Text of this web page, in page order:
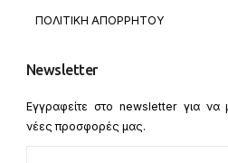
ΠΟΛΙΤΙΚΗ ΑΠΟΡΡΗΤΟΥ
Newsletter
Εγγραφείτε στο newsletter για να
νέες προσφορές μας.